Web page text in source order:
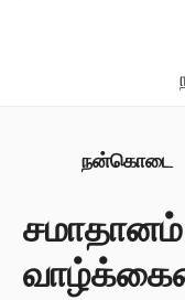
நன்கொடை